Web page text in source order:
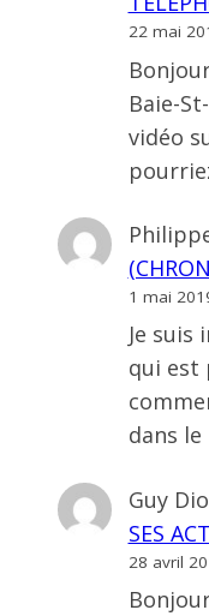
22 mai
Baie-
vidéo
1 mai
Je suis
qui est
dans
Guy
SES
28 avril